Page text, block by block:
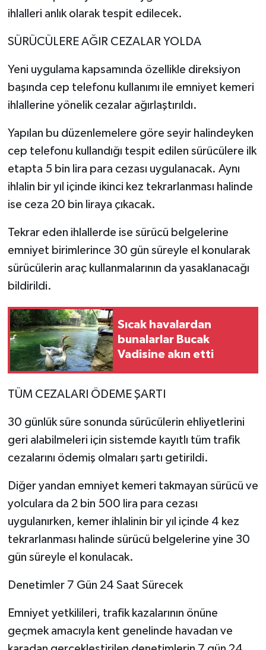
ihlalleri anlık olarak tespit edilecek.
SÜRÜCÜLERE AĞIR CEZALAR YOLDA
Yeni uygulama kapsamında özellikle direksiyon
başında cep telefonu kullanımı ile emniyet kemeri
ihlallerine yönelik cezalar ağırlaştırıldı.
Yapılan bu düzenlemelere göre seyir halindeyken
cep telefonu kullandığı tespit edilen sürücülere ilk
etapta 5 bin lira para cezası uygulanacak. Aynı
ihlalin bir yıl içinde ikinci kez tekrarlanması halinde
ise ceza 20 bin liraya çıkacak.
Tekrar eden ihlallerde ise sürücü belgelerine
emniyet birimlerince 30 gün süreyle el konularak
sürücülerin araç kullanmalarının da yasaklanacağı
bildirildi.
Sıcak havalardan
bunalarlar Bucak
Vadisine akın etti
TÜM CEZALARI ÖDEME ŞARTI
30 günlük süre sonunda sürücülerin ehliyetlerini
geri alabilmeleri için sistemde kayıtlı tüm trafik
cezalarını ödemiş olmaları şartı getirildi.
Diğer yandan emniyet kemeri takmayan sürücü ve
yolculara da 2 bin 500 lira para cezası
uygulanırken, kemer ihlalinin bir yıl içinde 4 kez
tekrarlanması halinde sürücü belgelerine yine 30
gün süreyle el konulacak.
Denetimler 7 Gün 24 Saat Sürecek
Emniyet yetkilileri, trafik kazalarının önüne
geçmek amacıyla kent genelinde havadan ve